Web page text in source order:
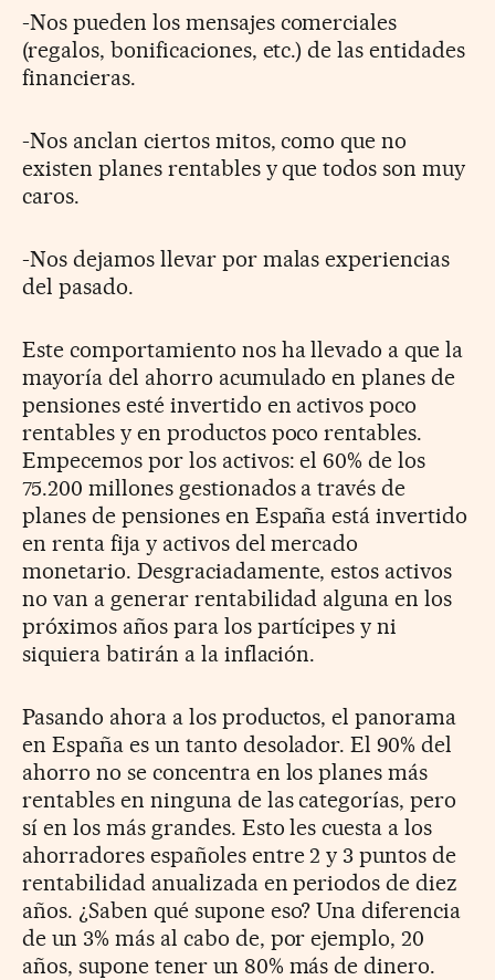
-Nos pueden los mensajes comerciales
(regalos, bonificaciones, etc.) de las entidades
financieras.
-Nos anclan ciertos mitos, como que no
existen planes rentables y que todos son muy
caros.
-Nos dejamos llevar por malas experiencias
del pasado.
Este comportamiento nos ha llevado a que la
mayoría del ahorro acumulado en planes de
pensiones esté invertido en activos poco
rentables y en productos poco rentables.
Empecemos por los activos: el 60% de los
75.200 millones gestionados a través de
planes de pensiones en España está invertido
en renta fija y activos del mercado
monetario. Desgraciadamente, estos activos
no van a generar rentabilidad alguna en los
próximos años para los partícipes y ni
siquiera batirán a la inflación.
Pasando ahora a los productos, el panorama
en España es un tanto desolador. El 90% del
ahorro no se concentra en los planes más
rentables en ninguna de las categorías, pero
sí en los más grandes. Esto les cuesta a los
ahorradores españoles entre 2 y 3 puntos de
rentabilidad anualizada en periodos de diez
años. ¿Saben qué supone eso? Una diferencia
de un 3% más al cabo de, por ejemplo, 20
años, supone tener un 80% más de dinero.